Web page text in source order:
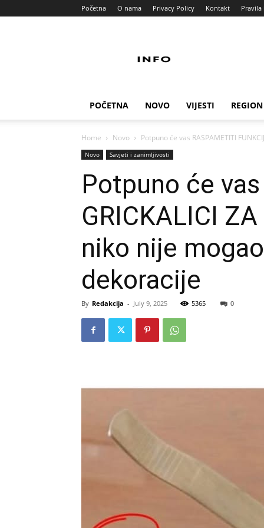
Početna O nama Privacy Policy Kontakt
POČETNA NOVO VIJESTI REGION
Home Novo Potpuno će vas RASPAMETITI
Novo Savjeti i zanimljivosti
Potpuno će vas
GRICKALICI
niko nije
dekoracije
By Redakcija - July 9, 2025 5365 0